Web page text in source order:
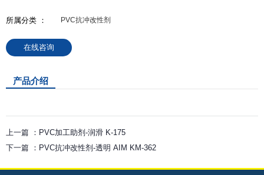
所属分类 ： PVC抗冲改性剂
在线咨询
产品介绍
上一篇 ： PVC加工助剂-润滑 K-175
下一篇 ： PVC抗冲改性剂-透明 AIM KM-362